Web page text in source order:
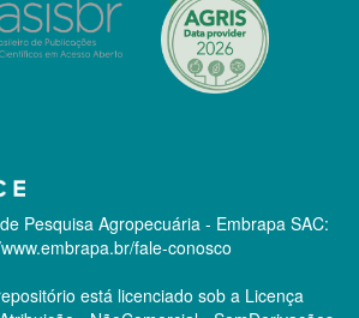
Pesquisa Agropecuária - Embrapa SAC:
fale-conosco
está licenciado sob a Licença